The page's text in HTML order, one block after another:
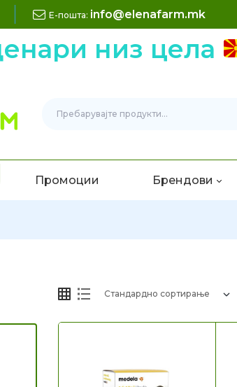
Е-пошта: info@elenafarm.mk
низ цела
Промоции Брендови